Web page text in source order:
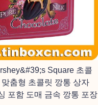
Square 초콜
춤형 초콜릿 깡통 상자
포함 도매 금속 깡통 포장